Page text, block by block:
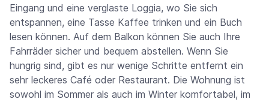
Eingang und eine verglaste Loggia, wo Sie sich
entspannen, eine Tasse Kaffee trinken und ein Buch
lesen können. Auf dem Balkon können Sie auch Ihre
Fahrräder sicher und bequem abstellen. Wenn Sie
hungrig sind, gibt es nur wenige Schritte entfernt ein
sehr leckeres Café oder Restaurant. Die Wohnung ist
sowohl im Sommer als auch im Winter komfortabel, im